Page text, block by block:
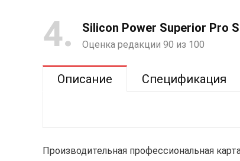
4 Silicon Power Superior Pro
Оценка редакции 90 из 100
Описание Спецификация
Производительная профессиональная